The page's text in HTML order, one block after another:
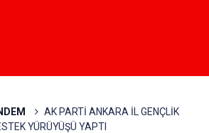
AK PARTİ ANKARA İL GENÇLİK
YÜRÜYÜŞÜ YAPTI